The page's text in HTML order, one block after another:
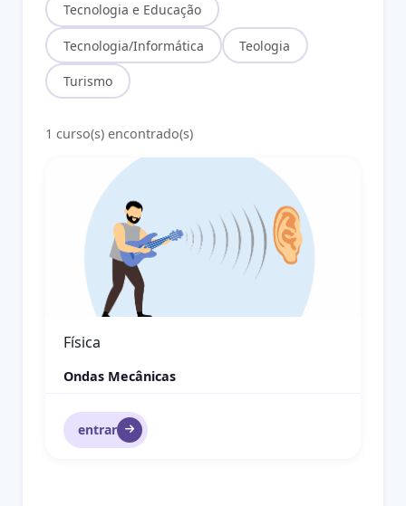
Tecnologia e Educação
Tecnologia/Informática Teologia
Turismo
1 curso(s) encontrado(s)
Ondas Mecânicas
Física
Ondas Mecânicas
entrar